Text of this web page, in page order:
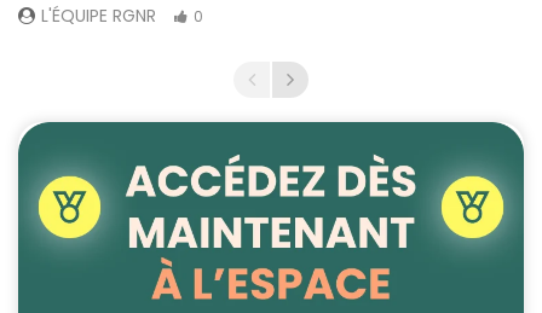
L'ÉQUIPE RGNR
0